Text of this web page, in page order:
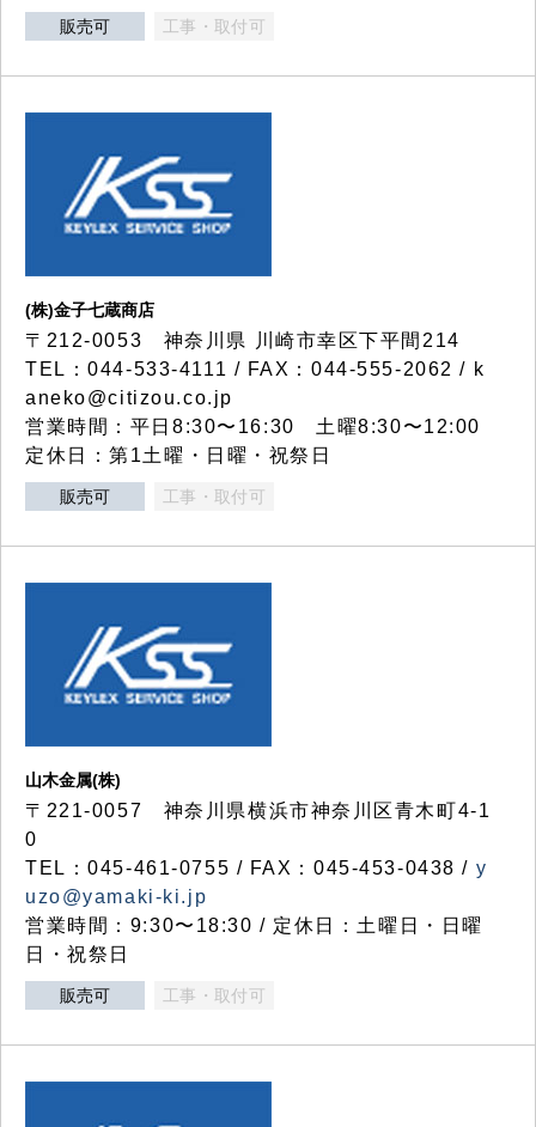
販売可 工事・取付可
(株)金子七蔵商店
〒212-0053 神奈川県 川崎市幸区下平間214
TEL：044-533-4111 / FAX：044-555-2062 / k
aneko@citizou.co.jp
営業時間：平日8:30〜16:30 土曜8:30〜12:00
定休日：第1土曜・日曜・祝祭日
販売可 工事・取付可
山木金属(株)
〒221-0057 神奈川県横浜市神奈川区青木町4-1
0
TEL：045-461-0755 / FAX：045-453-0438 / y
uzo@yamaki-ki.jp
営業時間：9:30〜18:30 / 定休日：土曜日・日曜
日・祝祭日
販売可 工事・取付可